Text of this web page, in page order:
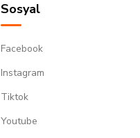
Sosyal
Facebook
Instagram
Tiktok
Youtube